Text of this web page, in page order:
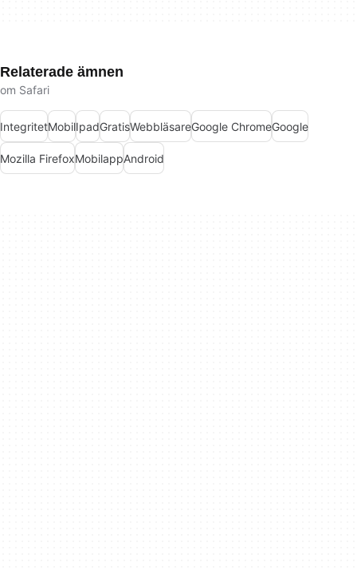
Relaterade ämnen
om Safari
IntegritetMobilIpadGratisWebbläsareGoogle ChromeGoogle
Mozilla FirefoxMobilappAndroid